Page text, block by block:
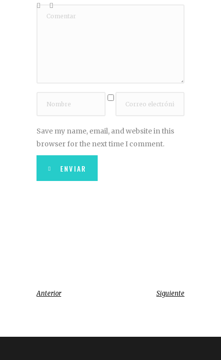
Save my name, email, and website in this
browser for the next time I comment.
ENVIAR
Anterior Siguiente